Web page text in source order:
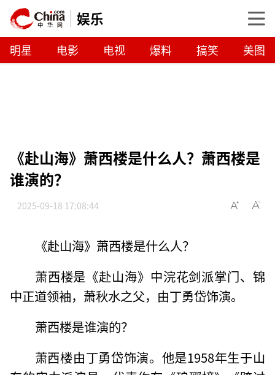
娱乐
明星 电影 电视 爆料 搞笑 美图
《赴山海》萧西楼是什么人？萧西楼是
谁演的？
2025-09-18 17:08:44
《赴山海》萧西楼是什么人？
萧西楼是《赴山海》中浣花剑派掌门、锦
中正道领袖，萧秋水之父，由丁勇岱饰演。
萧西楼是谁演的？
萧西楼由丁勇岱饰演。他是1958年生于山